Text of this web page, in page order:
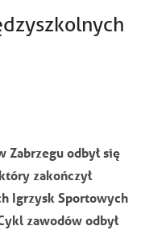
Zabrzegu odbył się
zakończył
Igrzysk Sportowych
zawodów odbył